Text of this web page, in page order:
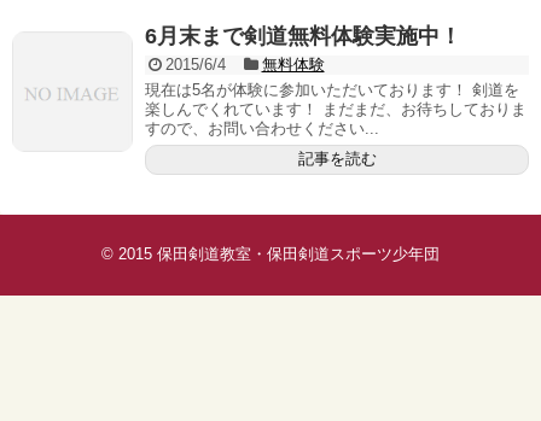
6月末まで剣道無料体験実施中！
2015/6/4
無料体験
現在は5名が体験に参加いただいております！ 剣道を
楽しんでくれています！ まだまだ、お待ちしておりま
すので、お問い合わせください...
記事を読む
© 2015 保田剣道教室・保田剣道スポーツ少年団